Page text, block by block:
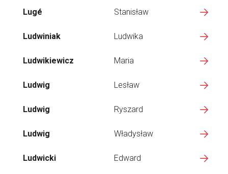
Lugé Stanisław
Ludwiniak Ludwika
Ludwikiewicz Maria
Ludwig Lesław
Ludwig Ryszard
Ludwig Władysław
Ludwicki Edward